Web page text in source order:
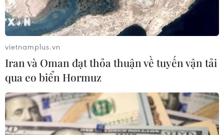
vietnamplus.vn
Iran và Oman đạt thỏa thuận về tuyến vận tải
qua eo biển Hormuz